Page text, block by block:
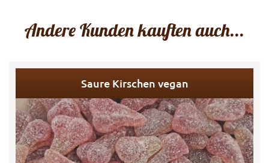
Andere Kunden kauften auch...
Saure Kirschen vegan